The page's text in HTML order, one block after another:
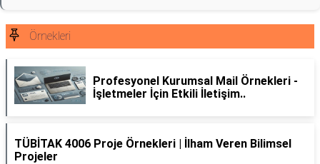
Örnekleri
Profesyonel Kurumsal Mail Örnekleri -
İşletmeler İçin Etkili İletişim..
TÜBİTAK 4006 Proje Örnekleri | İlham Veren Bilimsel
Projeler